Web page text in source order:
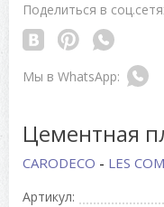
Поделиться в
Цементная
CARODECO - LES
Артикул: